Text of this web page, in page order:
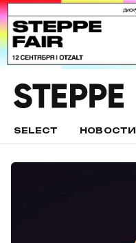
SELECT НОВОСТИ